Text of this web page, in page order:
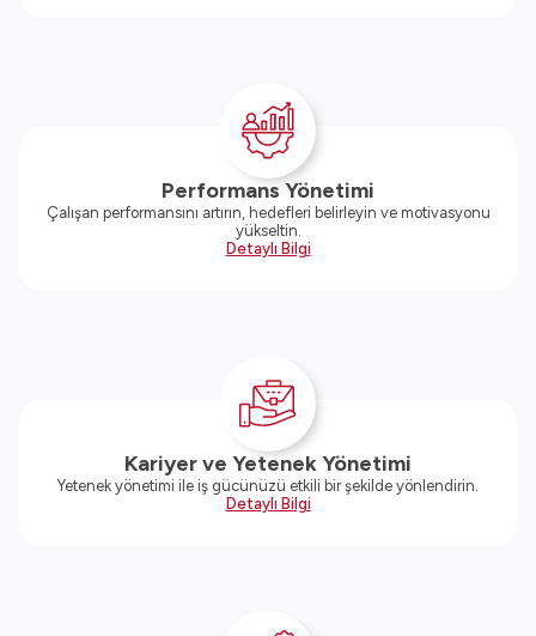
Performans Yönetimi
Çalışan performansını artırın, hedefleri belirleyin ve motivasyonu
yükseltin.
Detaylı Bilgi
Kariyer ve Yetenek Yönetimi
Yetenek yönetimi ile iş gücünüzü etkili bir şekilde yönlendirin.
Detaylı Bilgi